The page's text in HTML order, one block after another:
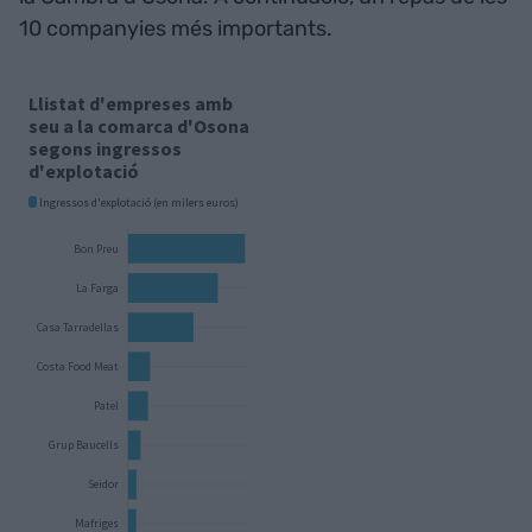
10 companyies més importants.